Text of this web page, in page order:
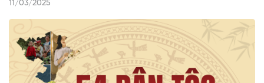
11/03/2025